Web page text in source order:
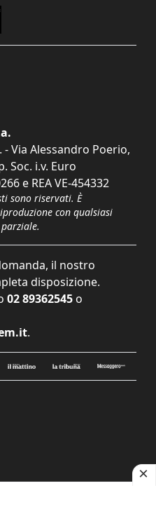
Via Alessandro Poerio,
Soc. i.v. Euro
e REA VE-454332
sono riservati. È
con qualsiasi
il nostro
disposizione.
02 89362545 o
.